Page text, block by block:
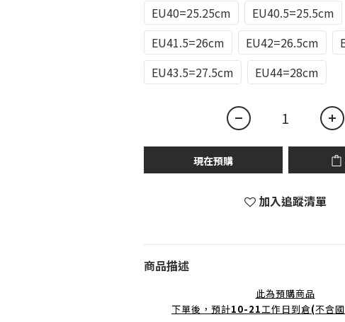
EU40=25.25cm
EU40.5=25.5cm
EU41.5=26cm
EU42=26.5cm
EU43.5=27.5cm
EU44=28cm
現在預購
加入追蹤清單
商品描述
此為預購商品
下單後，預計10-21工作日到倉(不含